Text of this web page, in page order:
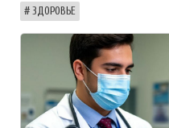
ЗДОРОВЬЕ